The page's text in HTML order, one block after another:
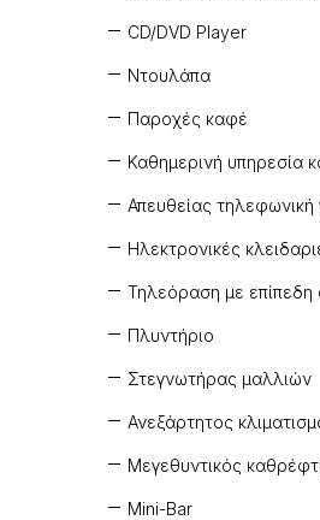
CD/DVD Player
Ντουλάπα
Παροχές καφέ
Καθημερινή υπηρεσία
Απευθείας τηλεφωνική
Ηλεκτρονικές
Τηλεόραση με επίπεδη
Πλυντήριο
Στεγνωτήρας μαλλιών
Ανεξάρτητος
Μεγεθυντικός
Mini-Bar